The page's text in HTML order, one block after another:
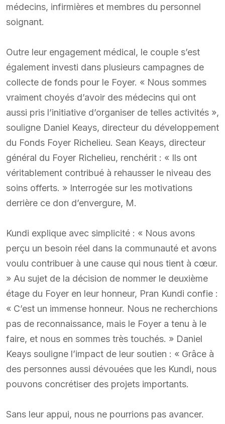
médecins, infirmières et membres du personnel
soignant.
Outre leur engagement médical, le couple s’est
également investi dans plusieurs campagnes de
collecte de fonds pour le Foyer. « Nous sommes
vraiment choyés d’avoir des médecins qui ont
aussi pris l’initiative d’organiser de telles activités »,
souligne Daniel Keays, directeur du développement
du Fonds Foyer Richelieu. Sean Keays, directeur
général du Foyer Richelieu, renchérit : « Ils ont
véritablement contribué à rehausser le niveau des
soins offerts. » Interrogée sur les motivations
derrière ce don d’envergure, M.
Kundi explique avec simplicité : « Nous avons
perçu un besoin réel dans la communauté et avons
voulu contribuer à une cause qui nous tient à cœur.
» Au sujet de la décision de nommer le deuxième
étage du Foyer en leur honneur, Pran Kundi confie :
« C’est un immense honneur. Nous ne recherchions
pas de reconnaissance, mais le Foyer a tenu à le
faire, et nous en sommes très touchés. » Daniel
Keays souligne l’impact de leur soutien : « Grâce à
des personnes aussi dévouées que les Kundi, nous
pouvons concrétiser des projets importants.
Sans leur appui, nous ne pourrions pas avancer.